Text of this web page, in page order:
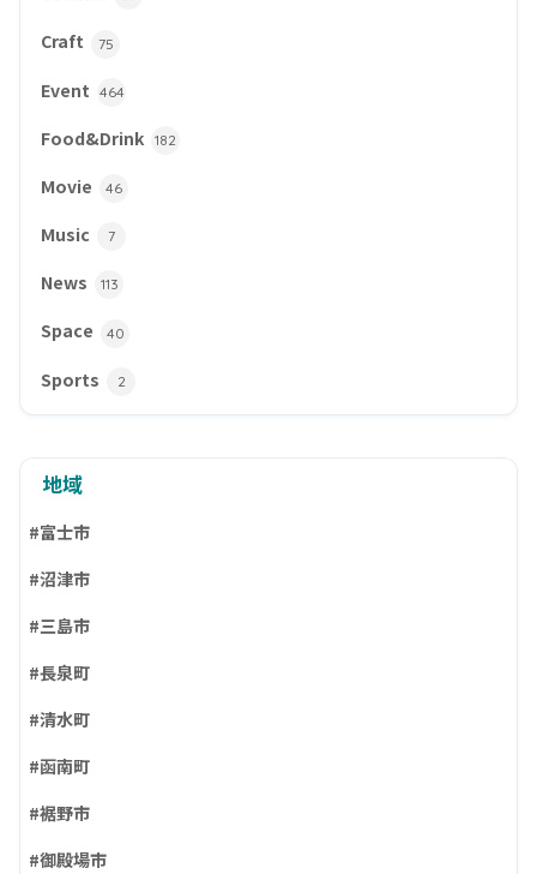
Craft 75
Event 464
Food&Drink 182
Movie 46
Music 7
News 113
Space 40
Sports 2
地域
#富士市
#沼津市
#三島市
#長泉町
#清水町
#函南町
#裾野市
#御殿場市